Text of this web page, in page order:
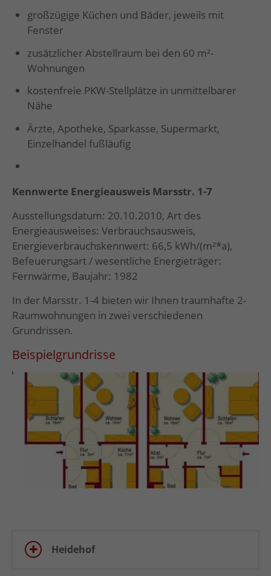
großzügige Küchen und Bäder, jeweils mit
Fenster
zusätzlicher Abstellraum bei den 60 m²-
Wohnungen
kostenfreie PKW-Stellplätze in unmittelbarer
Nähe
Ärzte, Apotheke, Sparkasse, Supermarkt,
Einzelhandel fußläufig
Kennwerte Energieausweis Marsstr. 1-7
Ausstellungsdatum: 20.10.2010, Art des
Energieausweises: Verbrauchsausweis,
Energieverbrauchskennwert: 66,5 kWh/(m²*a),
Befeuerungsart / wesentliche Energieträger:
Fernwärme, Baujahr: 1982
In der Marsstr. 1-4 bieten wir Ihnen traumhafte 2-
Raumwohnungen in zwei verschiedenen
Grundrissen.
Beispielgrundrisse
Heidehof